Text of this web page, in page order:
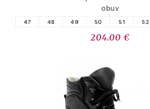
obuv
47 48 49 50 51 52
204.00 €